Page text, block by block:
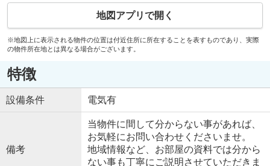
地図アプリで開く
※地図上に表示される物件の位置は付近住所に所在することを表すものであり、実際
の物件所在地とは異なる場合がございます。
特徴
設備条件 電気有
備考
当物件に間して分からない事があれば、
お気軽にお問い合わせくださいませ。
地域情報など、お部屋の資料では分から
ない事も丁寧にご説明させていただきま